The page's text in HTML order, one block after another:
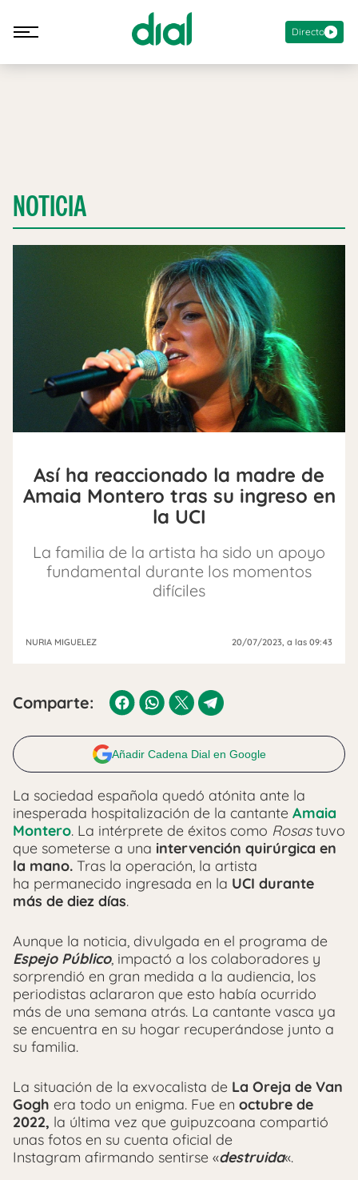
Directo
NOTICIA
Así ha reaccionado la madre de
Amaia Montero tras su ingreso en
la UCI
La familia de la artista ha sido un apoyo
fundamental durante los momentos
difíciles
NURIA MIGUELEZ 20/07/2023, a las 09:43
Comparte:
Añadir Cadena Dial en Google
La sociedad española quedó atónita ante la
inesperada hospitalización de la cantante Amaia
Montero. La intérprete de éxitos como Rosastuvo
que someterse a una intervención quirúrgica en
la mano. Tras la operación, la artista
ha permanecido ingresada en la UCI durante
más de diez días.
Aunque la noticia, divulgada en el programa de
Espejo Público, impactó a los colaboradores y
sorprendió en gran medida a la audiencia, los
periodistas aclararon que esto había ocurrido
más de una semana atrás. La cantante vasca ya
se encuentra en su hogar recuperándose junto a
su familia.
La situación de la exvocalista de La Oreja de Van
Gogh era todo un enigma. Fue en octubre de
2022, la última vez que guipuzcoana compartió
unas fotos en su cuenta oficial de
Instagram afirmando sentirse «destruida«.